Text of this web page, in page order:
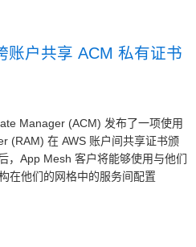
账户共享 ACM 私有证书
Manager (ACM) 发布了一项使用
(RAM) 在 AWS 账户间共享证书颁
，App Mesh 客户将能够使用与他们
在他们的网格中的服务间配置